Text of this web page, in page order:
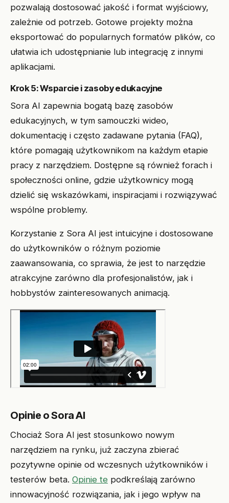
pozwalają dostosować jakość i format wyjściowy,
zależnie od potrzeb. Gotowe projekty można
eksportować do popularnych formatów plików, co
ułatwia ich udostępnianie lub integrację z innymi
aplikacjami.
Krok 5: Wsparcie i zasoby edukacyjne
Sora AI zapewnia bogatą bazę zasobów
edukacyjnych, w tym samouczki wideo,
dokumentację i często zadawane pytania (FAQ),
które pomagają użytkownikom na każdym etapie
pracy z narzędziem. Dostępne są również forach i
społeczności online, gdzie użytkownicy mogą
dzielić się wskazówkami, inspiracjami i rozwiązywać
wspólne problemy.
Korzystanie z Sora AI jest intuicyjne i dostosowane
do użytkowników o różnym poziomie
zaawansowania, co sprawia, że jest to narzędzie
atrakcyjne zarówno dla profesjonalistów, jak i
hobbystów zainteresowanych animacją.
Opinie o Sora AI
Chociaż Sora AI jest stosunkowo nowym
narzędziem na rynku, już zaczyna zbierać
pozytywne opinie od wczesnych użytkowników i
testerów beta. Opinie te podkreślają zarówno
innowacyjność rozwiązania, jak i jego wpływ na